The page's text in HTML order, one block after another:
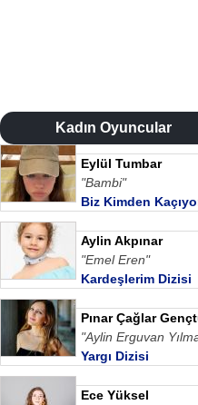
Kadın Oyuncular
Eylül Tumbar
"Bambi"
Biz Kimden
Aylin Akpınar
"Emel Eren"
Kardeşlerim Dizisi
Pınar Çağlar
"Aylin Erguvan
Yargı Dizisi
Ece Yüksel